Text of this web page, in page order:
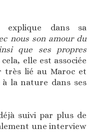
explique dans sa
nous son amour du
que ses propres
elle est associée
très lié au Maroc et
la nature dans ses
suivi par plus de
une interview